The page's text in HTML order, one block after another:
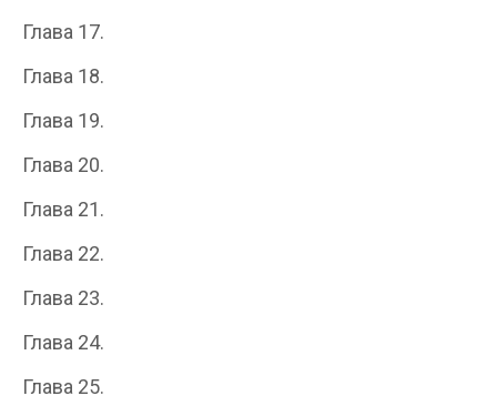
Глава 17.
Глава 18.
Глава 19.
Глава 20.
Глава 21.
Глава 22.
Глава 23.
Глава 24.
Глава 25.